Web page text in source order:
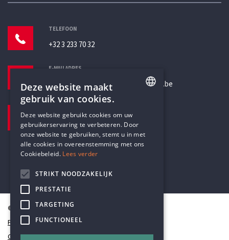
TELEFOON
+32 3 233 70 32
E-MAILADRES
secretariaat@humanistischverbond.be
Pottenbrug 4
Antwerpen, 2000
© Humanistisch Verbond 2026
Privacy
Cookiestatement
DUTCH
Deze website maakt
gebruik van cookies.
Deze website gebruikt cookies om uw
gebruikerservaring te verbeteren. Door
onze website te gebruiken, stemt u in met
alle cookies in overeenstemming met ons
Cookiebeleid. Lees verder
STRIKT NOODZAKELIJK
PRESTATIE
TARGETING
FUNCTIONEEL